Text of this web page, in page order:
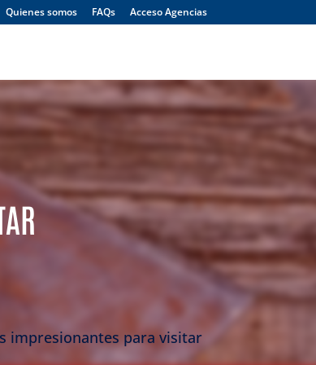
Quienes somos FAQs Acceso Agencias
impresionantes para visitar